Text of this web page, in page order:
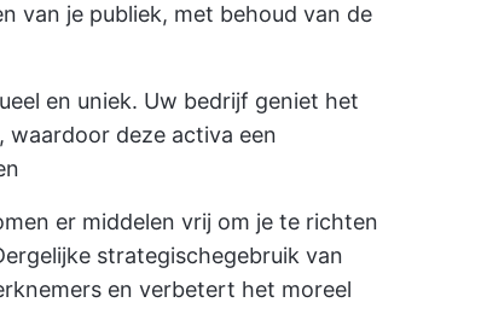
van je publiek, met behoud van de
en uniek. Uw bedrijf geniet het
waardoor deze activa een
er middelen vrij om je te richten
strategischegebruik van
en verbetert het moreel